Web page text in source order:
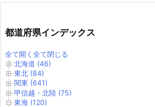
都道府県インデックス
全て開く 全て閉じる
北海道 (46)
東北 (84)
関東 (641)
甲信越・北陸 (75)
東海 (120)